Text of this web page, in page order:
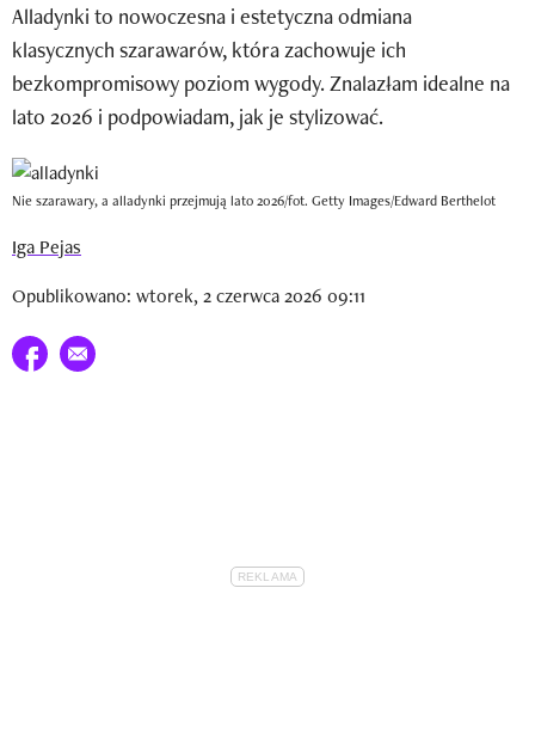
Mój profil / Zarejestruj się
Alladynki to nowoczesna i estetyczna odmiana
klasycznych szarawarów, która zachowuje ich
bezkompromisowy poziom wygody. Znalazłam idealne na
lato 2026 i podpowiadam, jak je stylizować.
Nie szarawary, a alladynki przejmują lato 2026/fot. Getty Images/Edward Berthelot
Iga Pejas
Opublikowano: wtorek, 2 czerwca 2026 09:11
Udostępnij na facebook
E-mail do przyjaciela